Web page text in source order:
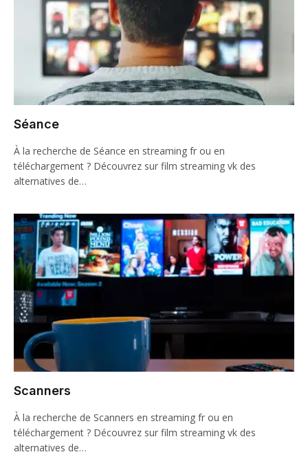
Séance
À la recherche de Séance en streaming fr ou en
téléchargement ? Découvrez sur film streaming vk des
alternatives de…
Scanners
À la recherche de Scanners en streaming fr ou en
téléchargement ? Découvrez sur film streaming vk des
alternatives de…